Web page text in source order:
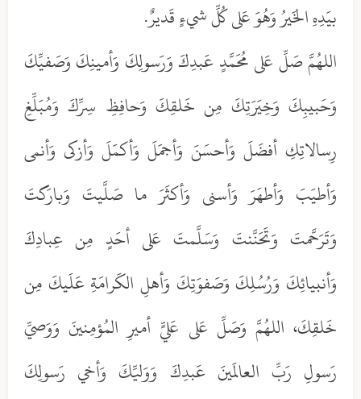
بيَدِهِ الخَيرُ وَهُوَ عَلى كُلِّ شيءٍ قَديرٌ.
اللهُمَّ صَلِّ عَلى مُحَمَّدٍ عَبدِكَ وَرَسولِكَ وَأمينِكَ وَصَفيِّكَ
وَحَبيبِكَ وَخِيَرَتِكَ مِن خَلقِكَ وَحافِظِ سِرِّكَ وَمُبَلِّغِ
رِسالاتِكِ أفضَلَ وَأحسَنَ وَأجمَلَ وَأكمَلَ وَأزكى وَأنمى
وَأطيَبَ وَأطهَرَ وَأسنى وَأكثَرَ ما صَلَّيتَ وَبارَكتَ
وَتَرَحَّمتَ وَتَحَنَّنتَ وَسَلَّمتَ عَلى أحَدٍ مِن عِبادِكَ
وَأنبيائِكَ وَرُسُلِكَ وَصَفوَتِكَ وَأهلِ الكَرامَةِ عَلَيكَ مِن
خَلقِكَ، اللهُمَّ وَصَلِّ عَلى عَليٍّ أميرِ المُؤمِنينَ وَوَصيِّ
رَسولِ رَبِّ العالَمينَ عَبدِكَ وَوَليِّكَ وَأخي رَسولِكَ